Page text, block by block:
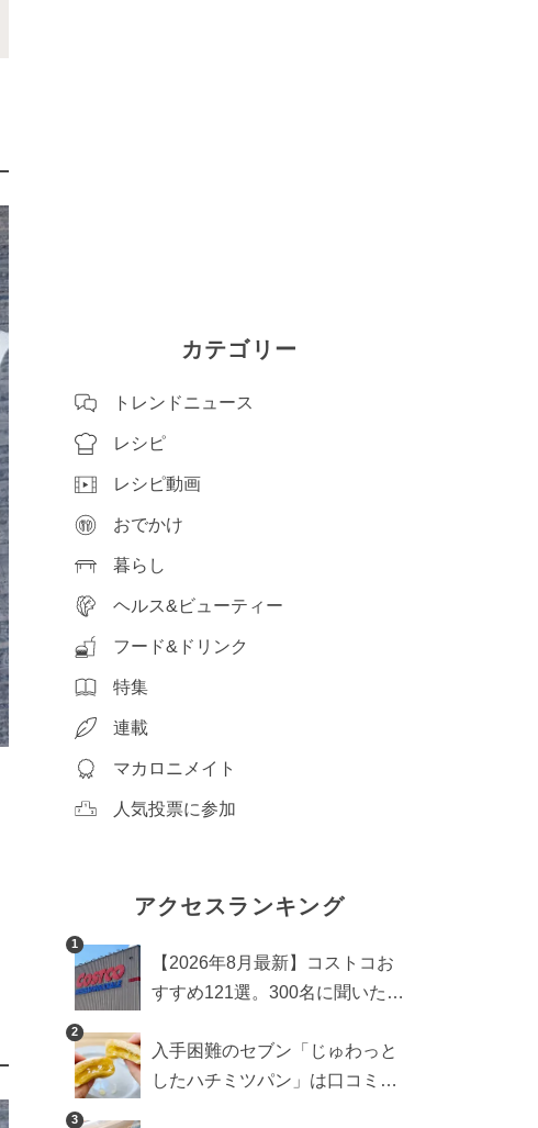
カテゴリー
トレンドニュース
レシピ
レシピ動画
おでかけ
暮らし
ヘルス&ビューティー
フード&ドリンク
特集
連載
マカロニメイト
人気投票に参加
アクセスランキング
1
【2026年8月最新】コストコお
すすめ121選。300名に聞いた買
め商品も
2
入手困難のセブン「じゅわっと
したハチミツパン」は口コミ通
3